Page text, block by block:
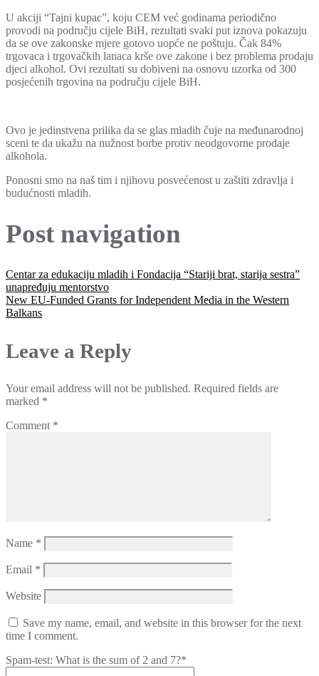
U akciji “Tajni kupac”, koju CEM već godinama periodično
provodi na području cijele BiH, rezultati svaki put iznova pokazuju
da se ove zakonske mjere gotovo uopće ne poštuju. Čak 84%
trgovaca i trgovačkih lanaca krše ove zakone i bez problema prodaju
djeci alkohol. Ovi rezultati su dobiveni na osnovu uzorka od 300
posjećenih trgovina na području cijele BiH.
Ovo je jedinstvena prilika da se glas mladih čuje na međunarodnoj
sceni te da ukažu na nužnost borbe protiv neodgovorne prodaje
alkohola.
Ponosni smo na naš tim i njihovu posvećenost u zaštiti zdravlja i
budućnosti mladih.
Post navigation
Centar za edukaciju mladih i Fondacija “Stariji brat, starija sestra”
unapređuju mentorstvo
New EU-Funded Grants for Independent Media in the Western
Balkans
Leave a Reply
Your email address will not be published. Required fields are
marked *
Comment *
Name *
Email *
Website
Save my name, email, and website in this browser for the next
time I comment.
Spam-test: What is the sum of 2 and 7?*